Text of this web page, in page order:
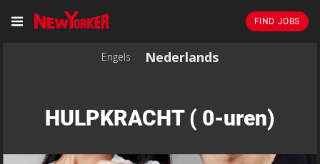
FIND JOBS
Engels Nederlands
HULPKRACHT ( 0-uren)